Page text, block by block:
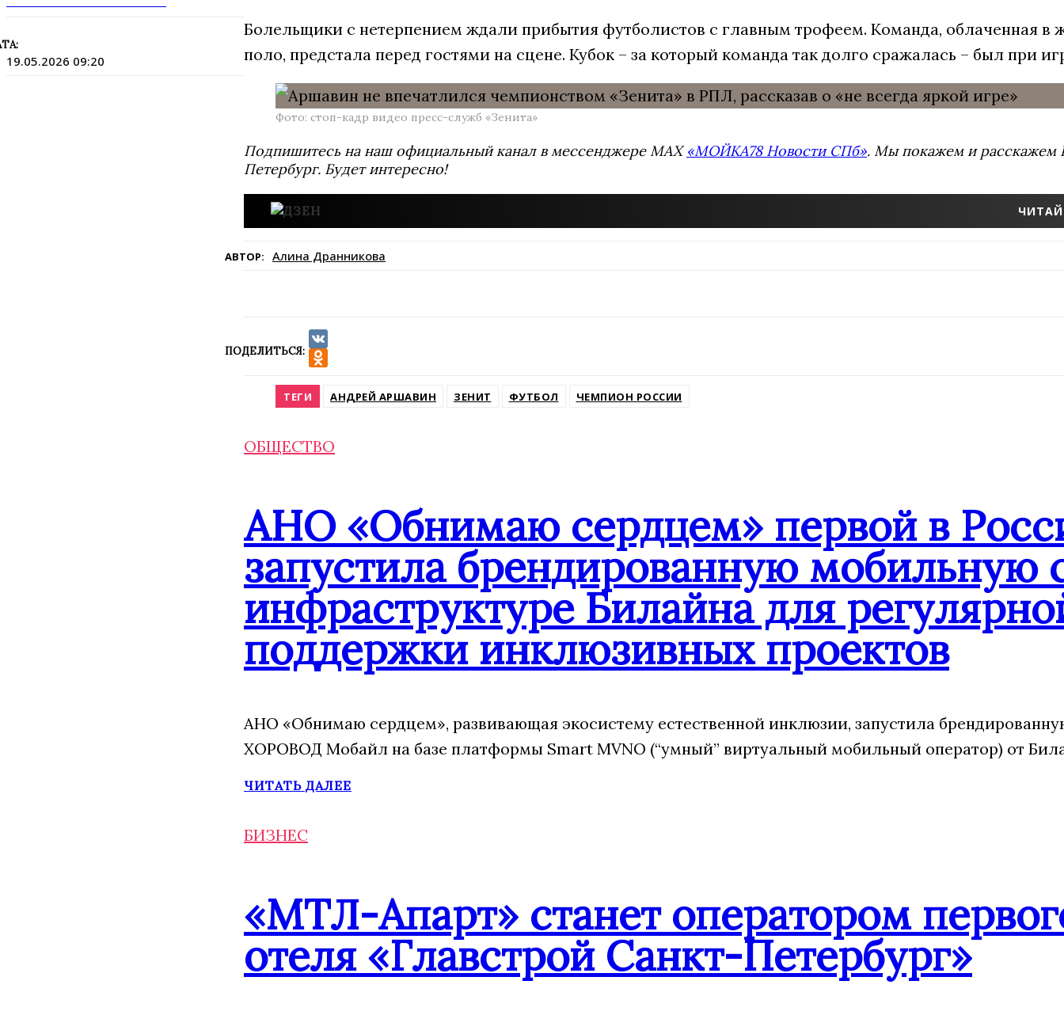
19.05.2026 09:20
Болельщики с нетерпением ждали прибытия футболистов с главным трофеем. Команда, облаченная в
поло, предстала перед гостями на сцене. Кубок – за который команда так долго сражалась – был при
Фото: стоп-кадр видео пресс-служб «Зенита»
Подпишитесь на наш официальный канал в мессенджере MAX«МОЙКА78 Новости СПб». Мы покажем и расскажем
Петербург. Будет интересно!
АВТОР: Алина Дранникова
ПОДЕЛИТЬСЯ:
VK
ТЕГИ АНДРЕЙ АРШАВИН ЗЕНИТ ФУТБОЛ ЧЕМПИОН РОССИИ
ОБЩЕСТВО
АНО «Обнимаю сердцем» первой в
запустила брендированную мобильную
инфраструктуре Билайна для
поддержки инклюзивных проектов
АНО «Обнимаю сердцем», развивающая экосистему естественной инклюзии, запустила
ХОРОВОД Мобайл на базе платформы Smart MVNO (“умный” виртуальный мобильный оператор) от
ЧИТАТЬ ДАЛЕЕ
БИЗНЕС
«МТЛ-Апарт» станет оператором
отеля «Главстрой Санкт-Петербург»